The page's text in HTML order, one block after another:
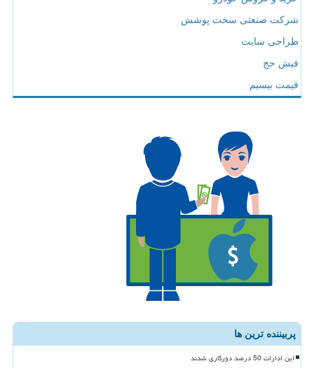
شرکت صنعتی سخت پوشش
طراحی سایت
فیش حج
قیمت بیسیم
پربیننده ترین ها
این ادارات 50 درصد دورکاری شدند